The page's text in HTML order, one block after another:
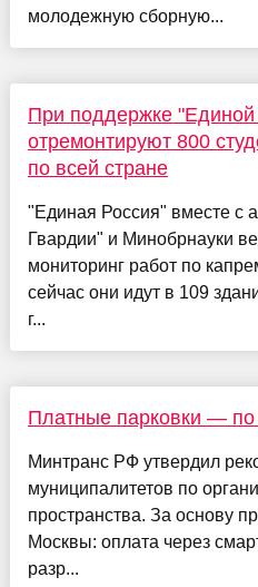
молодежную сборную...
При поддержке "Единой
отремонтируют 800
по всей стране
"Единая Россия" вместе с
Гвардии" и Минобрнауки
мониторинг работ по
сейчас они идут в 109
г...
Платные парковки — по
Минтранс РФ утвердил
муниципалитетов по
пространства. За основу
Москвы: оплата через
разр...